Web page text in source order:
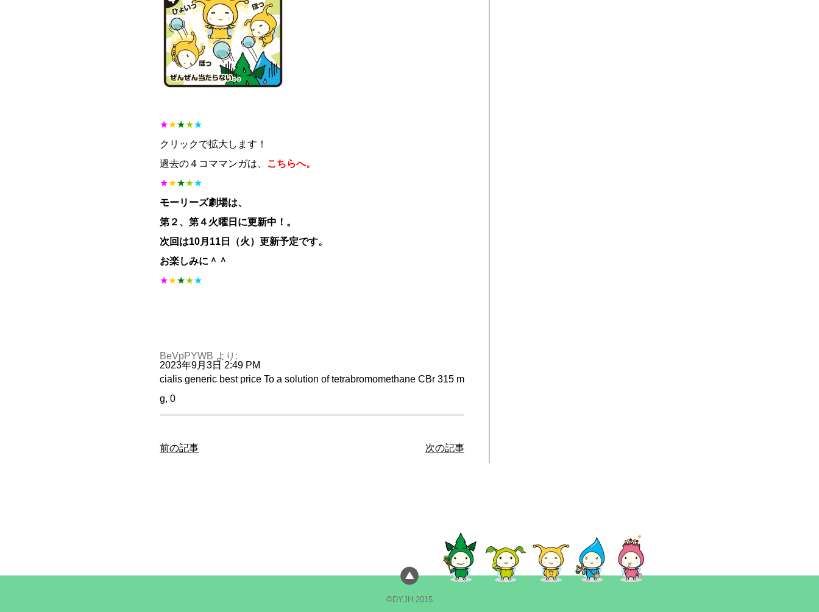
★★★★★
クリックで拡大します！
過去の４コママンガは、 こちらへ。
★★★★★
モーリーズ劇場は、
第２、第４火曜日に更新中！。
次回は10月11日（火）更新予定です。
お楽しみに＾＾
★★★★★
BeVpPYWB より:
2023年9月3日 2:49 PM
cialis generic best price To a solution of tetrabromomethane CBr 315 m
g, 0
前の記事 次の記事
©DYJH 2015